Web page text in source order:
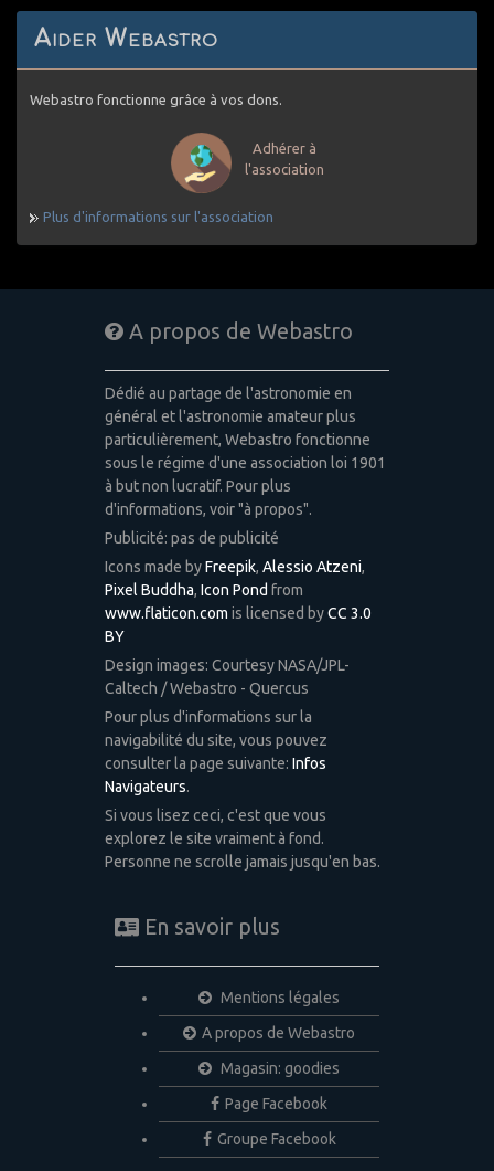
Aider Webastro
Webastro fonctionne grâce à vos dons.
Adhérer à
l'association
Plus d'informations sur l'association
A propos de Webastro
Dédié au partage de l'astronomie en
général et l'astronomie amateur plus
particulièrement, Webastro fonctionne
sous le régime d'une association loi 1901
à but non lucratif. Pour plus
d'informations, voir "à propos".
Publicité: pas de publicité
Icons made byFreepik, Alessio Atzeni,
Pixel Buddha, Icon Pond from
www.flaticon.com is licensed byCC 3.0
BY
Design images: Courtesy NASA/JPL-
Caltech / Webastro - Quercus
Pour plus d'informations sur la
navigabilité du site, vous pouvez
consulter la page suivante: Infos
Navigateurs.
Si vous lisez ceci, c'est que vous
explorez le site vraiment à fond.
Personne ne scrolle jamais jusqu'en bas.
En savoir plus
Mentions légales
A propos de Webastro
Magasin: goodies
Page Facebook
Groupe Facebook